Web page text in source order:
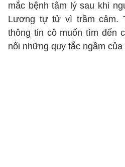
mắc bệnh tâm lý sau khi
Lương tự tử vì trầm cảm.
thông tin cô muốn tìm đến
nổi những quy tắc ngầm của